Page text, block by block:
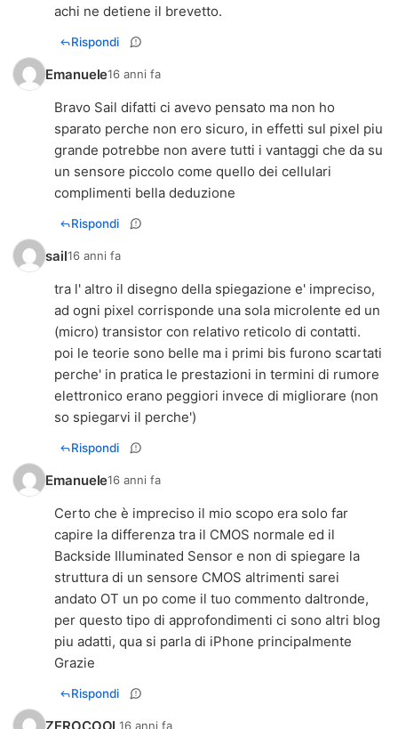
achi ne detiene il brevetto.
Rispondi
Emanuele16 anni fa
Bravo Sail difatti ci avevo pensato ma non ho
sparato perche non ero sicuro, in effetti sul pixel piu
grande potrebbe non avere tutti i vantaggi che da su
un sensore piccolo come quello dei cellulari
complimenti bella deduzione
Rispondi
sail16 anni fa
tra l' altro il disegno della spiegazione e' impreciso,
ad ogni pixel corrisponde una sola microlente ed un
(micro) transistor con relativo reticolo di contatti.
poi le teorie sono belle ma i primi bis furono scartati
perche' in pratica le prestazioni in termini di rumore
elettronico erano peggiori invece di migliorare (non
so spiegarvi il perche')
Rispondi
Emanuele16 anni fa
Certo che è impreciso il mio scopo era solo far
capire la differenza tra il CMOS normale ed il
Backside Illuminated Sensor e non di spiegare la
struttura di un sensore CMOS altrimenti sarei
andato OT un po come il tuo commento daltronde,
per questo tipo di approfondimenti ci sono altri blog
piu adatti, qua si parla di iPhone principalmente
Grazie
Rispondi
16 anni fa